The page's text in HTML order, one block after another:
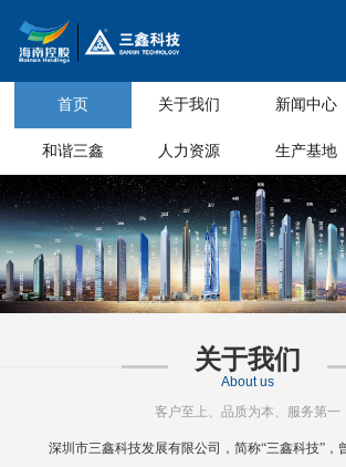
首页 关于我们 新闻中心
和谐三鑫 人力资源 生产基地
关于我们
About us
客户至上、品质为本、服务第一
深圳市三鑫科技发展有限公司，简称“三鑫科技”，